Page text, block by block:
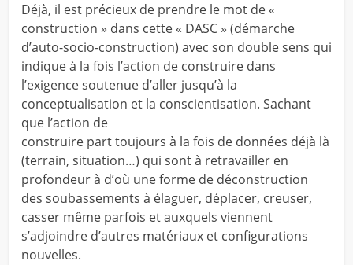
Déjà, il est précieux de prendre le mot de «
construction » dans cette « DASC » (démarche
d’auto-socio-construction) avec son double sens qui
indique à la fois l’action de construire dans
l’exigence soutenue d’aller jusqu’à la
conceptualisation et la conscientisation. Sachant
que l’action de
construire part toujours à la fois de données déjà là
(terrain, situation…) qui sont à retravailler en
profondeur à d’où une forme de déconstruction
des soubassements à élaguer, déplacer, creuser,
casser même parfois et auxquels viennent
s’adjoindre d’autres matériaux et configurations
nouvelles.